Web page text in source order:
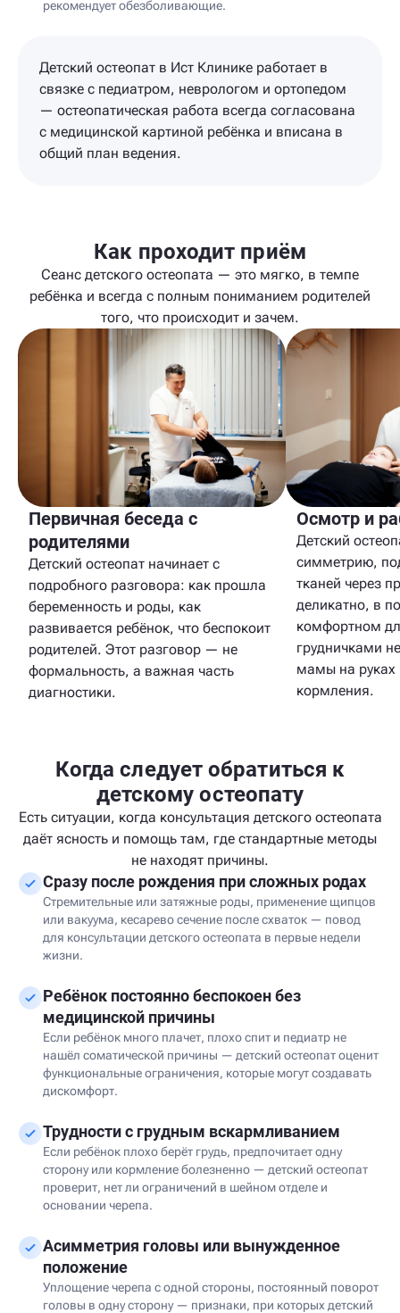
рекомендует обезболивающие.
Детский остеопат в Ист Клинике работает в
связке с педиатром, неврологом и ортопедом
— остеопатическая работа всегда согласована
с медицинской картиной ребёнка и вписана в
общий план ведения.
Как проходит приём
Сеанс детского остеопата — это мягко, в темпе
ребёнка и всегда с полным пониманием родителей
того, что происходит и зачем.
Первичная беседа с
родителями
Детский остеопат начинает с
подробного разговора: как прошла
беременность и роды, как
развивается ребёнок, что беспокоит
родителей. Этот разговор — не
формальность, а важная часть
диагностики.
Осмотр и
Детский
симметрию,
тканей через
деликатно, в
комфортном
грудничками
мамы на руках
кормления.
Когда следует обратиться к
детскому остеопату
Есть ситуации, когда консультация детского остеопата
даёт ясность и помощь там, где стандартные методы
не находят причины.
Сразу после рождения при сложных родах
Стремительные или затяжные роды, применение щипцов
или вакуума, кесарево сечение после схваток — повод
для консультации детского остеопата в первые недели
жизни.
Ребёнок постоянно беспокоен без
медицинской причины
Если ребёнок много плачет, плохо спит и педиатр не
нашёл соматической причины — детский остеопат оценит
функциональные ограничения, которые могут создавать
дискомфорт.
Трудности с грудным вскармливанием
Если ребёнок плохо берёт грудь, предпочитает одну
сторону или кормление болезненно — детский остеопат
проверит, нет ли ограничений в шейном отделе и
основании черепа.
Асимметрия головы или вынужденное
положение
Уплощение черепа с одной стороны, постоянный поворот
головы в одну сторону — признаки, при которых детский